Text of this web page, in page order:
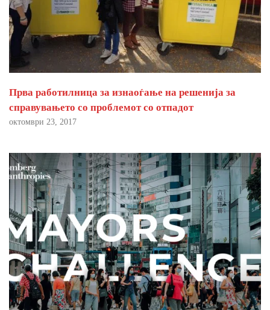
Прва работилница за изнаоѓање на решенија за
справувањето со проблемот со отпадот
октомври 23, 2017